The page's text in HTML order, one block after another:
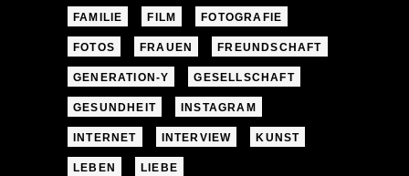
FAMILIE FILM FOTOGRAFIE
FOTOS FRAUEN FREUNDSCHAFT
GENERATION-Y GESELLSCHAFT
GESUNDHEIT INSTAGRAM
INTERNET INTERVIEW KUNST
LEBEN LIEBE